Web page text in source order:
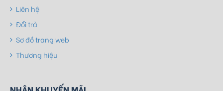
Liên hệ
Đổi trả
Sơ đồ trang web
Thương hiệu